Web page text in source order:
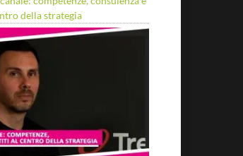
della strategia